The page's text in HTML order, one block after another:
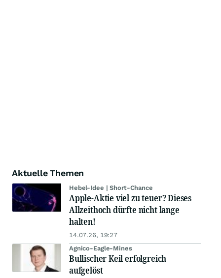
Aktuelle Themen
Hebel-Idee | Short-Chance
Apple-Aktie viel zu teuer? Dieses
Allzeithoch dürfte nicht lange
halten!
14.07.26, 19:27
Agnico-Eagle-Mines
Bullischer Keil erfolgreich
aufgelöst